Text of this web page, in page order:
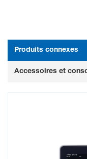
Produits connexes
Accessoires et